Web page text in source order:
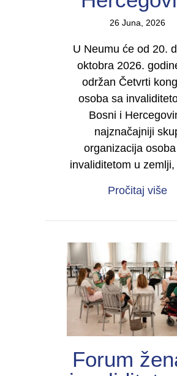
26 Juna, 2026
U Neumu će od 20.
oktobra 2026.
održan Četvrti
osoba sa
Bosni i
najznačajniji
organizacija
invaliditetom u
Pročitaj više
Forum